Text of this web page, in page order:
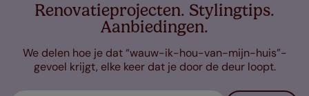
Renovatieprojecten. Stylingtips.
Aanbiedingen.
We delen hoe je dat “wauw-ik-hou-van-mijn-huis”-
gevoel krijgt, elke keer dat je door de deur loopt.